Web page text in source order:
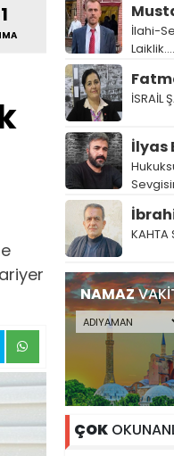
İlahi-
Laiklik….
İSRAİL
İlyas
KAHTA
NAMAZ
ÇOK